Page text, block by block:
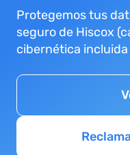
Protegemos tus
seguro de Hiscox
cibernética